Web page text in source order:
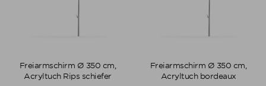
Freiarmschirm Ø 350 cm,
Acryltuch Rips schiefer
Freiarmschirm Ø 350 cm,
Acryltuch bordeaux